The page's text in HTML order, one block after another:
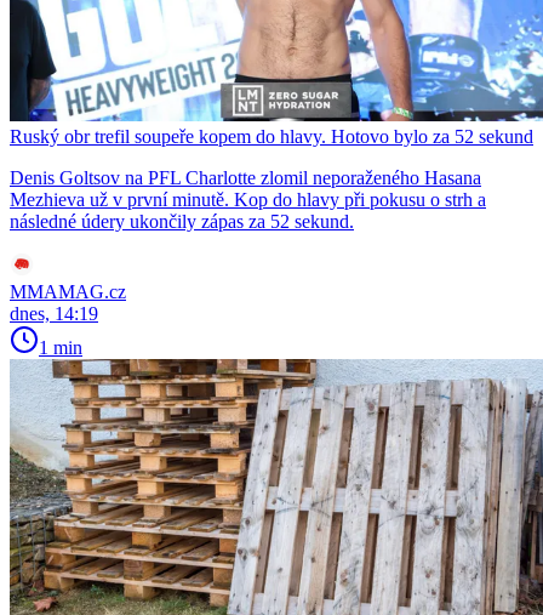
Ruský obr trefil soupeře kopem do hlavy. Hotovo bylo za 52 sekund
Denis Goltsov na PFL Charlotte zlomil neporaženého Hasana
Mezhieva už v první minutě. Kop do hlavy při pokusu o strh a
následné údery ukončily zápas za 52 sekund.
MMAMAG.cz
dnes, 14:19
1 min